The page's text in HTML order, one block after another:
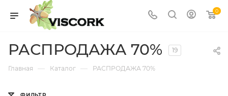
0
РАСПРОДАЖА 70% 19
Главная — Каталог — РАСПРОДАЖА 70%